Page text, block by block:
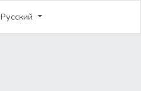
Русский